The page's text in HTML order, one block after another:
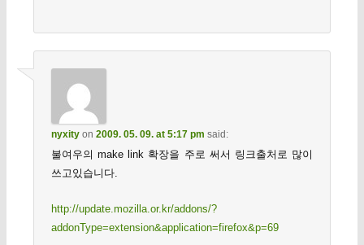
nyxityon 2009. 05. 09. at 5:17 pm said:
불여우의 make link 확장을 주로 써서 링크출처로 많이
쓰고있습니다.
http://update.mozilla.or.kr/addons/?
addonType=extension&application=firefox&p=69